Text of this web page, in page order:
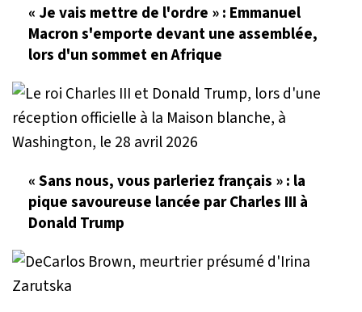
« Je vais mettre de l'ordre » : Emmanuel
Macron s'emporte devant une assemblée,
lors d'un sommet en Afrique
« Sans nous, vous parleriez français » : la
pique savoureuse lancée par Charles III à
Donald Trump